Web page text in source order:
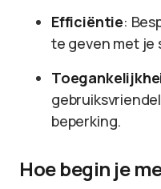
Efficiëntie:
te geven met je
beperking.
Hoe begin je